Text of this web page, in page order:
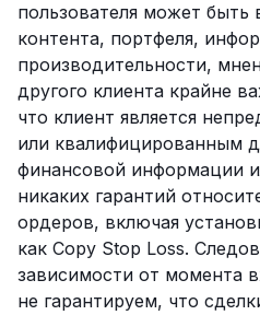
пользователя может
контента, портфеля,
производительности,
другого клиента крайне
что клиент является
или квалифицированным
финансовой информации
никаких гарантий
ордеров, включая
как Copy Stop Loss.
зависимости от момента
не гарантируем, что